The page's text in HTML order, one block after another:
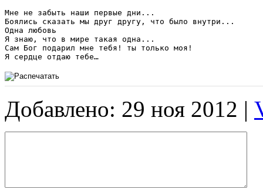
Мне не забыть наши первые дни...
Боялись сказать мы друг другу, что было внутри...
Одна любовь
Я знаю, что в мире такая одна...
Сам Бог подарил мне тебя! ты только моя!
Я сердце отдаю тебе…
Добавлено: 29 ноя 2012 |